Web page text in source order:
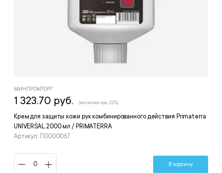
Крем для защиты кожи рук комбинированного действия Primaterra
UNIVERSAL 2000 мл / PRIMATERRA
Артикул: П0000067
МИНПРОМТОРГ
1 323.70 руб. (включая ндс 22%)
В корзину